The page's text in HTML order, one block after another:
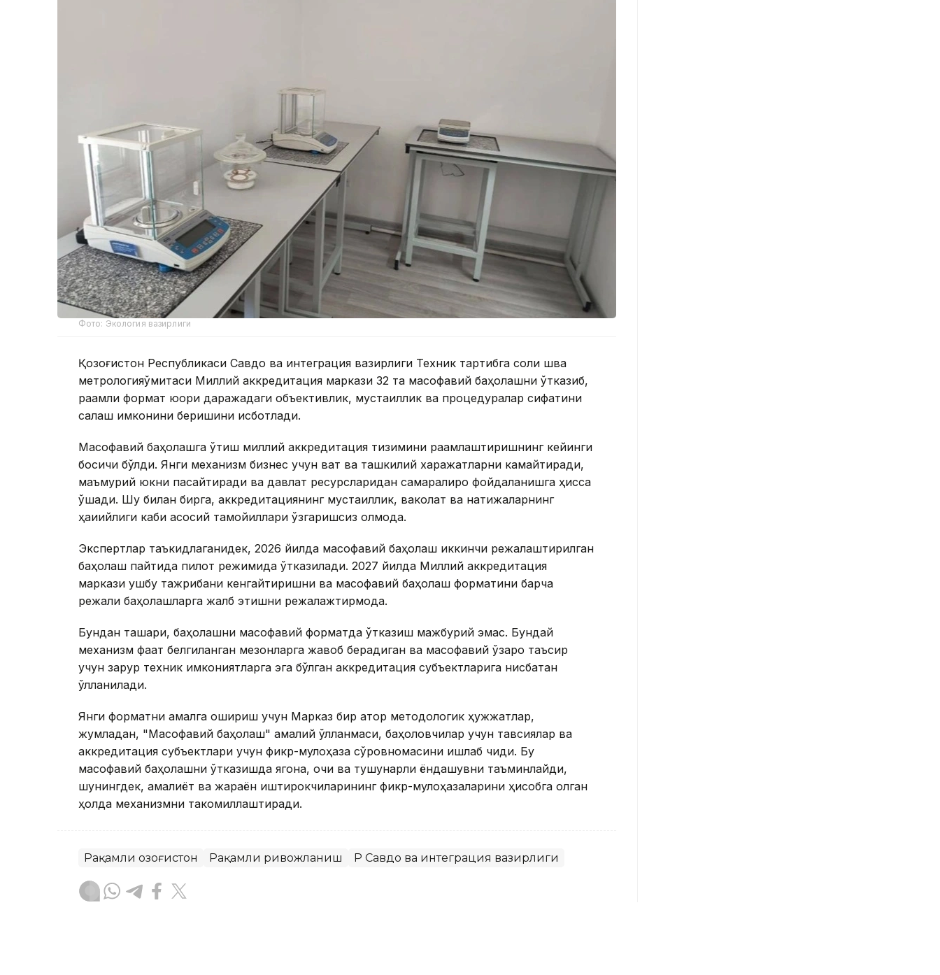
Фото: Экология вазирлиги
Қозоғистон Республикаси Савдо ва интеграция вазирлиги Техник тартибга соли шва
метрологияқўмитаси Миллий аккредитация маркази 32 та масофавий баҳолашни ўтказиб,
рақамли формат юқори даражадаги объективлик, мустақиллик ва процедуралар сифатини
сақлаш имконини беришини исботлади.
Масофавий баҳолашга ўтиш миллий аккредитация тизимини рақамлаштиришнинг кейинги
босқичи бўлди. Янги механизм бизнес учун вақт ва ташкилий харажатларни камайтиради,
маъмурий юкни пасайтиради ва давлат ресурсларидан самаралироқ фойдаланишга ҳисса
қўшади. Шу билан бирга, аккредитациянинг мустақиллик, ваколат ва натижаларнинг
ҳақиқийлиги каби асосий тамойиллари ўзгаришсиз қолмоқда.
Экспертлар таъкидлаганидек, 2026 йилда масофавий баҳолаш иккинчи режалаштирилган
баҳолаш пайтида пилот режимида ўтказилади. 2027 йилда Миллий аккредитация
маркази ушбу тажрибани кенгайтиришни ва масофавий баҳолаш форматини барча
режали баҳолашларга жалб этишни режалажтирмоқда.
Бундан ташқари, баҳолашни масофавий форматда ўтказиш мажбурий эмас. Бундай
механизм фақат белгиланган мезонларга жавоб берадиган ва масофавий ўзаро таъсир
учун зарур техник имкониятларга эга бўлган аккредитация субъектларига нисбатан
қўлланилади.
Янги форматни амалга ошириш учун Марказ бир қатор методологик ҳужжатлар,
жумладан, "Масофавий баҳолаш" амалий қўлланмаси, баҳоловчилар учун тавсиялар ва
аккредитация субъектлари учун фикр-мулоҳаза сўровномасини ишлаб чиқди. Бу
масофавий баҳолашни ўтказишда ягона, очиқ ва тушунарли ёндашувни таъминлайди,
шунингдек, амалиёт ва жараён иштирокчиларининг фикр-мулоҳазаларини ҳисобга олган
ҳолда механизмни такомиллаштиради.
Рақамли Қозоғистон Рақамли ривожланиш ҚР Савдо ва интеграция вазирлиги